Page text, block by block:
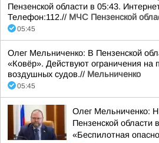
Пензенской области в 05:43.
Телефон:112.// МЧС Пензенской
05:45
Олег Мельниченко: В Пензенской
«Ковёр». Действуют ограничения на
воздушных судов.// Мельниченко
05:45
Олег Мельниченко:
Пензенской области
«Беспилотная